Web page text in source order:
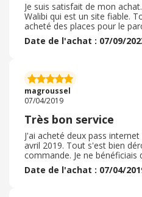
Je suis satisfait de mon
Walibi qui est un site fiable.
acheté des places pour le
c'est un bon parc pas trop
C'est une sortie sympa à
cashback grâce à l'application
et le site Walibi. Ça fait
économies ??
Date de l'achat : 07/09/
magroussel
07/04/2019
Très bon service
J'ai acheté deux pass
avril 2019. Tout s'est bien
commande. Je ne
s'agit d'un parc d'attractions
moi et j'apprécie d'y aller de
Date de l'achat : 07/04/